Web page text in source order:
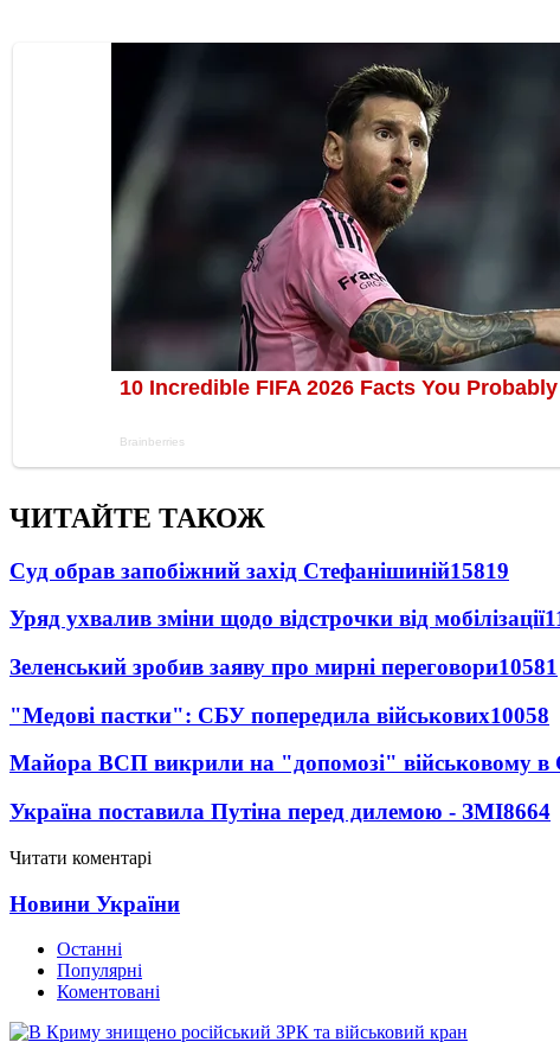
ЧИТАЙТЕ ТАКОЖ
Суд обрав запобіжний захід Стефанішиній15819
Уряд ухвалив зміни щодо відстрочки від мобілізації
Зеленський зробив заяву про мирні переговори10581
"Медові пастки": СБУ попередила військових10058
Майора ВСП викрили на "допомозі" військовому в
Україна поставила Путіна перед дилемою - ЗМІ8664
Читати коментарі
Новини України
Останні
Популярні
Коментовані